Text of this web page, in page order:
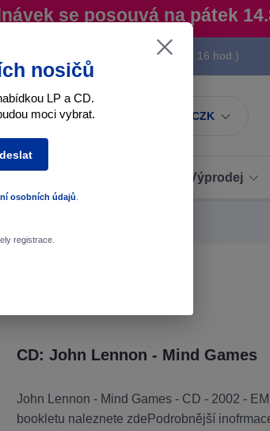
se posouvá na pátek
CZK
Hledat
(Po-Pá, 8 - 16 hod.)
Výprodej
CD: John Lennon - Mind Games
John Lennon - Mind Games - CD - 2002 -
bookletu naleznete zdePodrobnější
nosičů
LP a CD.
moci vybrat.
osobních údajů
registrace.